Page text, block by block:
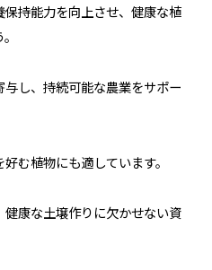
持能力を向上させ、健康な植
し、持続可能な農業をサポー
む植物にも適しています。
康な土壌作りに欠かせない資